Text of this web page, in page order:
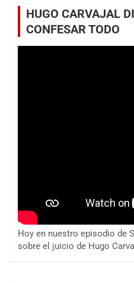
HUGO CARVAJAL
CONFESAR TODO
Hoy en nuestro episodio de
sobre el juicio de Hugo